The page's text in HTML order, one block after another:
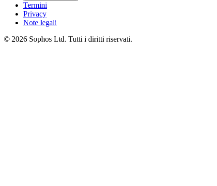
Termini
Privacy
Note legali
© 2026 Sophos Ltd. Tutti i diritti riservati.